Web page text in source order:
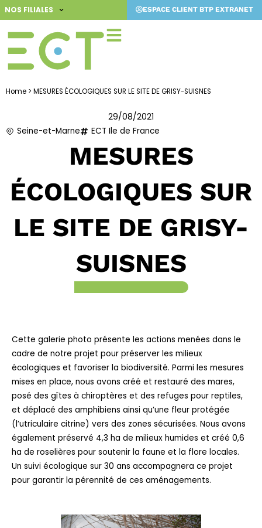
Aller
au
contenu
NOS FILIALES ESPACE CLIENT BTP EXTRANET
Home > MESURES ÉCOLOGIQUES SUR LE SITE DE GRISY-SUISNES
29/08/2021
Seine-et-Marne
ECT Ile de France
MESURES
ÉCOLOGIQUES SUR
LE SITE DE GRISY-
SUISNES
Cette galerie photo présente les actions menées dans le
cadre de notre projet pour préserver les milieux
écologiques et favoriser la biodiversité. Parmi les mesures
mises en place, nous avons créé et restauré des mares,
posé des gîtes à chiroptères et des refuges pour reptiles,
et déplacé des amphibiens ainsi qu’une fleur protégée
(l’utriculaire citrine) vers des zones sécurisées. Nous avons
également préservé 4,3 ha de milieux humides et créé 0,6
ha de roselières pour soutenir la faune et la flore locales.
Un suivi écologique sur 30 ans accompagnera ce projet
pour garantir la pérennité de ces aménagements.